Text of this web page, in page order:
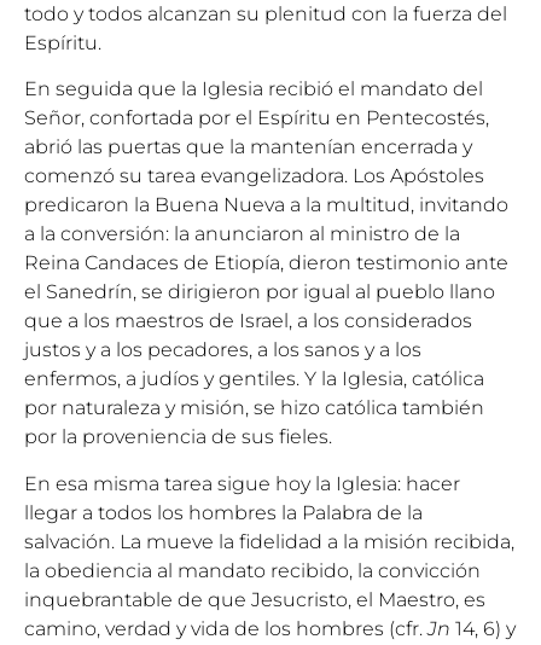
todo y todos alcanzan su plenitud con la fuerza del
Espíritu.
En seguida que la Iglesia recibió el mandato del
Señor, confortada por el Espíritu en Pentecostés,
abrió las puertas que la mantenían encerrada y
comenzó su tarea evangelizadora. Los Apóstoles
predicaron la Buena Nueva a la multitud, invitando
a la conversión: la anunciaron al ministro de la
Reina Candaces de Etiopía, dieron testimonio ante
el Sanedrín, se dirigieron por igual al pueblo llano
que a los maestros de Israel, a los considerados
justos y a los pecadores, a los sanos y a los
enfermos, a judíos y gentiles. Y la Iglesia, católica
por naturaleza y misión, se hizo católica también
por la proveniencia de sus fieles.
En esa misma tarea sigue hoy la Iglesia: hacer
llegar a todos los hombres la Palabra de la
salvación. La mueve la fidelidad a la misión recibida,
la obediencia al mandato recibido, la convicción
inquebrantable de que Jesucristo, el Maestro, es
camino, verdad y vida de los hombres (cfr.Jn 14, 6) y